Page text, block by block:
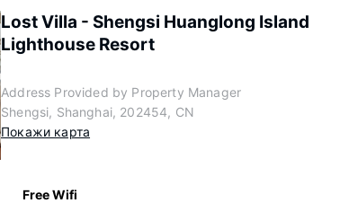
Lost Villa - Shengsi Huanglong Island
Lighthouse Resort
Address Provided by Property Manager
Shengsi, Shanghai, 202454, CN
Покажи карта
Free Wifi